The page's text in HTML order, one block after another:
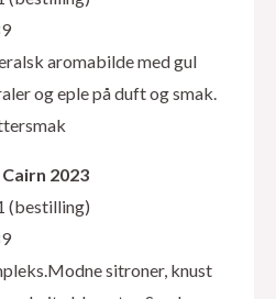
aromabilde med gul
og eple på duft og smak.
Cairn 2023
(bestilling)
sitroner, knust